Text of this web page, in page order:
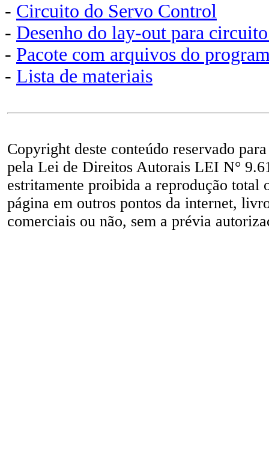
- Circuito do Servo Control
- Desenho do lay-out para
- Pacote com arquivos do
- Lista de materiais
Copyright deste conteúdo reservado
pela Lei de Direitos Autorais LEI N°
estritamente proibida a reprodução total
página em outros pontos da internet,
comerciais ou não, sem a prévia